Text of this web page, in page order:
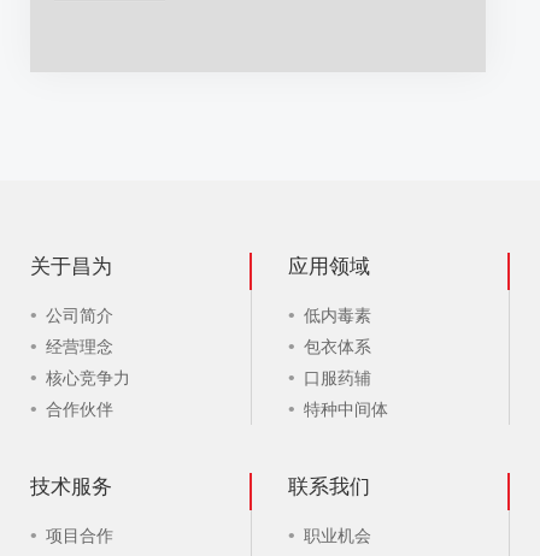
关于昌为
公司简介
经营理念
核心竞争力
合作伙伴
应用领域
低内毒素
包衣体系
口服药辅
特种中间体
技术服务
项目合作
联系我们
职业机会